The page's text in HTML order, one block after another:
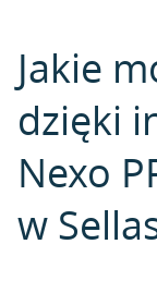
Jakie
dzięki
Nexo
w